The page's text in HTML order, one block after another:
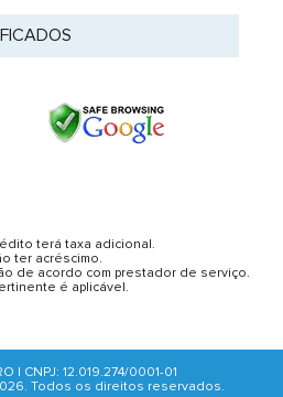
terá taxa adicional.
ter acréscimo.
de acordo com prestador de serviço.
é aplicável.
| CNPJ: 12.019.274/0001-01
Todos os direitos reservados.